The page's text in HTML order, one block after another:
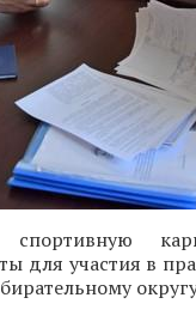
для участия в